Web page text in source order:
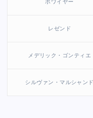
ボワイヤー
レゼンド
メデリック・ゴンティエ
シルヴァン・マルシャンド